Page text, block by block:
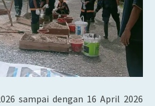
sampai dengan 16 April 2026